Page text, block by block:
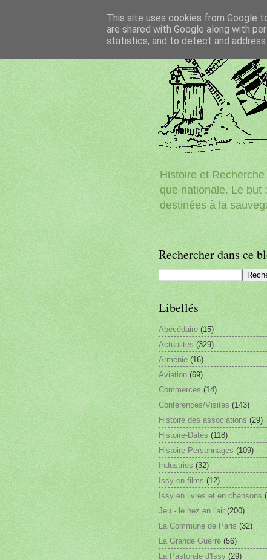
Histoire et
que nationale. Le but
destinées à la
Rechercher dans ce
Libellés
Abécédaire (15)
Actualités (329)
Arménie (16)
Aviation (69)
Commerces (14)
Conférences/Visites (143)
Histoire des associations (29)
Histoire-Dates (118)
Histoire-Personnages (109)
Industries (32)
Issy en films (12)
Issy en livres et en chansons
Jeu - le nez en l'air (200)
La Commune de Paris (32)
La Grande Guerre (56)
La Pastorale d'Issy (29)
This site uses cookies from Google
are shared with Google along with
statistics, and to detect and address